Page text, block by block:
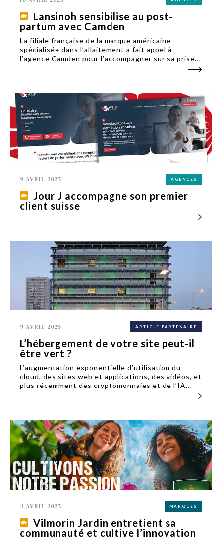
Lansinoh sensibilise au post-
partum avec Camden
La filiale française de la marque américaine
spécialisée dans l’allaitement a fait appel à
l’agence Camden pour l’accompagner sur sa prise
de parole au sujet du post-partum, à l’occasion du
9 AVRIL 2025 AGENCES
Jour J accompagne son premier
client suisse
9 AVRIL 2025 ARTICLE PARTENAIRE
L’hébergement de votre site peut-il
être vert ?
L’augmentation exponentielle d’utilisation du
cloud, des sites web et applications, des vidéos, et
plus récemment des cryptomonnaies et de l’IA
pose la question de l’impact environnemental des
4 AVRIL 2025 MARQUES
Vilmorin Jardin entretient sa
communauté et cultive l’innovation